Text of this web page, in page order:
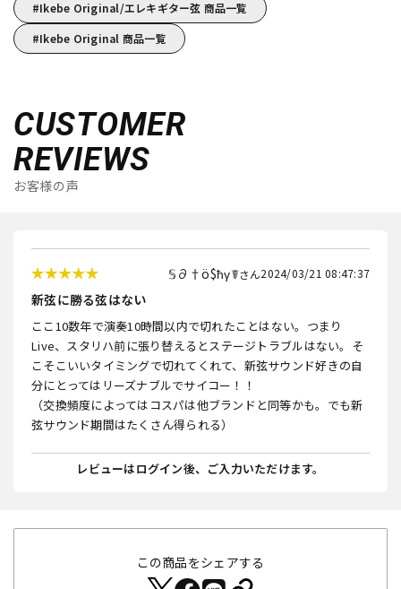
Ikebe Original/エレキギター弦 商品一覧
Ikebe Original 商品一覧
CUSTOMER
REVIEWS
お客様の声
𝕊∂†ö$ħγ☤ 2024/03/21 08:47:37
新弦に勝る弦はない
ここ10数年で演奏10時間以内で切れたことはない。つまり
Live、スタリハ前に張り替えるとステージトラブルはない。そ
こそこいいタイミングで切れてくれて、新弦サウンド好きの自
分にとってはリーズナブルでサイコー！！
（交換頻度によってはコスパは他ブランドと同等かも。でも新
弦サウンド期間はたくさん得られる）
レビューはログイン後、ご入力いただけます。
この商品をシェアする